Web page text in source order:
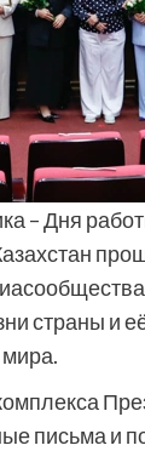
– Дня
страны и
письма и